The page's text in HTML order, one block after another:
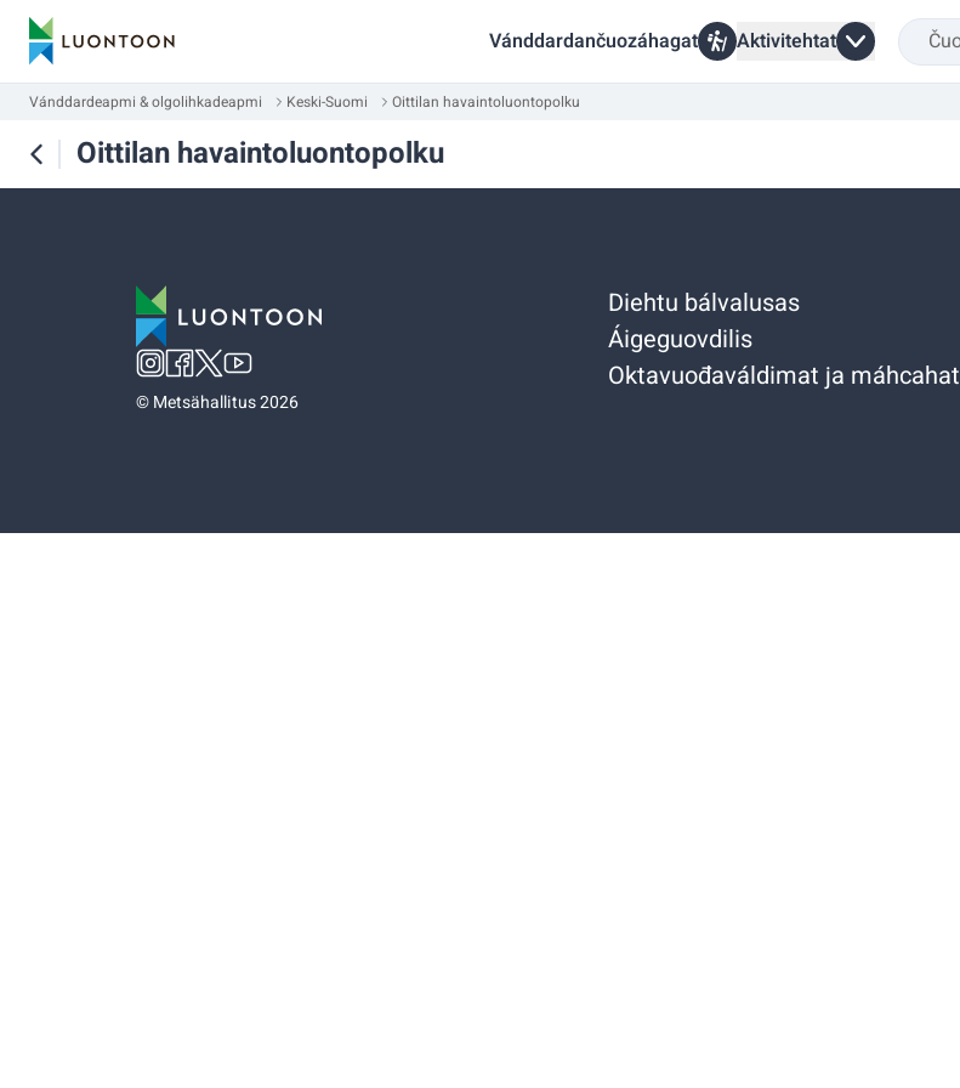
Vánddardančuozáhagat Aktivitehtat
Vánddardeapmi & olgolihkadeapmi Keski-Suomi Oittilan havaintoluontopolku
Oittilan havaintoluontopolku
©Metsähallitus 2026
Diehtu bálvalusas
Áigeguovdilis
Oktavuođaváldimat ja máhcahat